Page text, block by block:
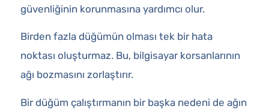
güvenliğinin korunmasına yardımcı olur.
Birden fazla düğümün olması tek bir hata
noktası oluşturmaz. Bu, bilgisayar korsanlarının
ağı bozmasını zorlaştırır.
Bir düğüm çalıştırmanın bir başka nedeni de ağın